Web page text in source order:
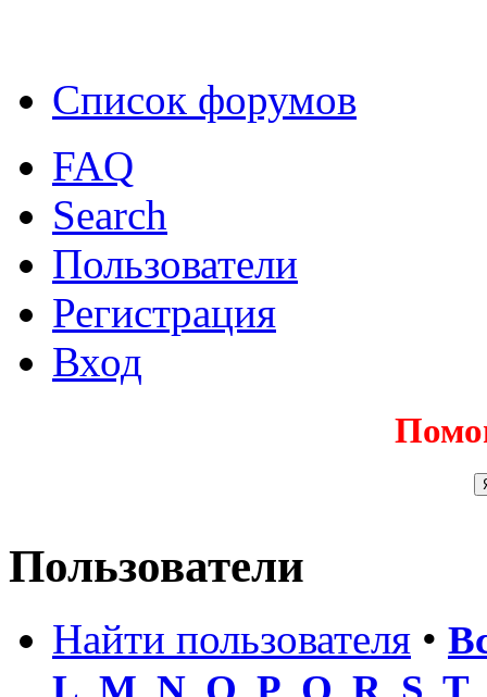
Список форумов
FAQ
Search
Пользователи
Регистрация
Вход
Пользователи
Найти пользователя •